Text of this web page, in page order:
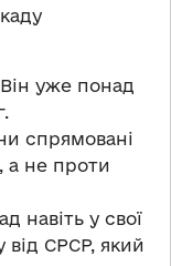
уже понад
спрямовані
а не проти
навіть у свої
від СРСР, який